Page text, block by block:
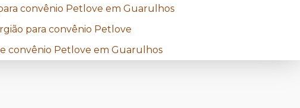
convênio Petlove em Guarulhos
para convênio Petlove
convênio Petlove em Guarulhos